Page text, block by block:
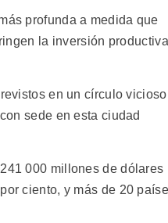
profunda a medida que
la inversión productiva
en un círculo vicioso
sede en esta ciudad
000 millones de dólares
ciento, y más de 20